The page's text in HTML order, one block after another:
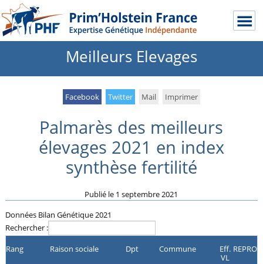
Meilleurs Elevages
Facebook Twitter Mail Imprimer
Palmarès des meilleurs
élevages 2021 en index
synthèse fertilité
Publié le 1 septembre 2021
Données Bilan Génétique 2021
Rechercher :
Rang
Raison sociale Dpt Commune
Eff.
VL
REPRO